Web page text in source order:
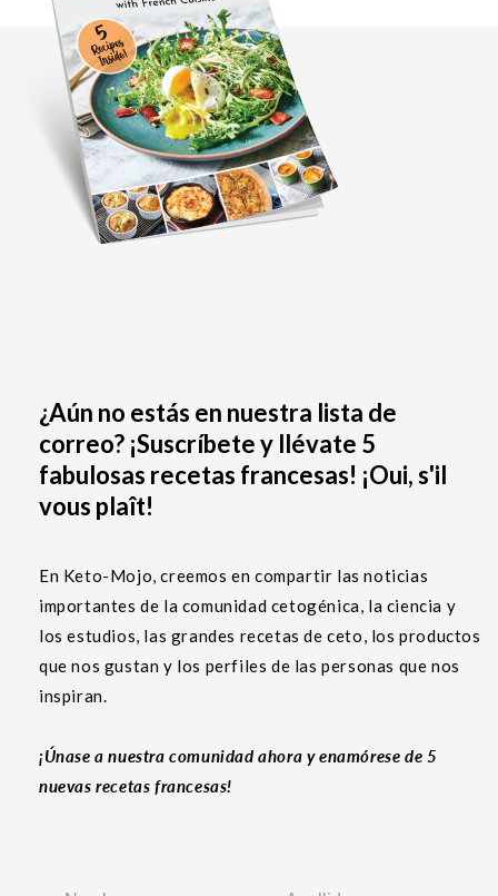
¿Aún no estás en nuestra lista de
correo? ¡Suscríbete y llévate 5
fabulosas recetas francesas! ¡Oui, s'il
vous plaît!
En Keto-Mojo, creemos en compartir las noticias
importantes de la comunidad cetogénica, la ciencia y
los estudios, las grandes recetas de ceto, los productos
que nos gustan y los perfiles de las personas que nos
inspiran.
¡Únase a nuestra comunidad ahora y enamórese de 5
nuevas recetas francesas!